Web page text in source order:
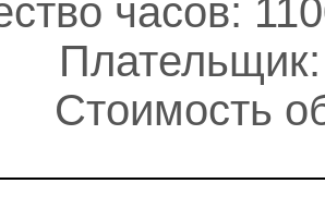
часов:
Стоимость